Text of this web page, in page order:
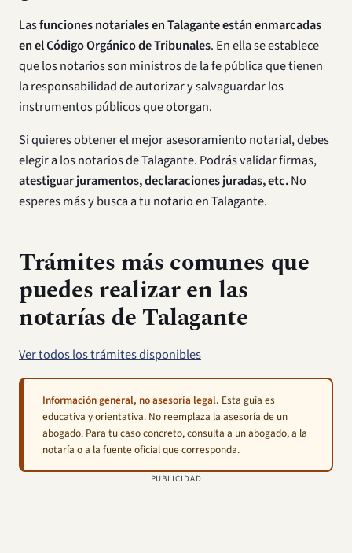
Lasfunciones notariales en Talagante están enmarcadas
en el Código Orgánico de Tribunales. En ella se establece
que los notarios son ministros de la fe pública que tienen
la responsabilidad de autorizar y salvaguardar los
instrumentos públicos que otorgan.
Si quieres obtener el mejor asesoramiento notarial, debes
elegir a los notarios de Talagante. Podrás validar firmas,
atestiguar juramentos, declaraciones juradas, etc.No
esperes más y busca a tu notario en Talagante.
Trámites más comunes que
puedes realizar en las
notarías de Talagante
Ver todos los trámites disponibles
Información general, no asesoría legal. Esta guía es
educativa y orientativa. No reemplaza la asesoría de un
abogado. Para tu caso concreto, consulta a un abogado, a la
notaría o a la fuente oficial que corresponda.
PUBLICIDAD